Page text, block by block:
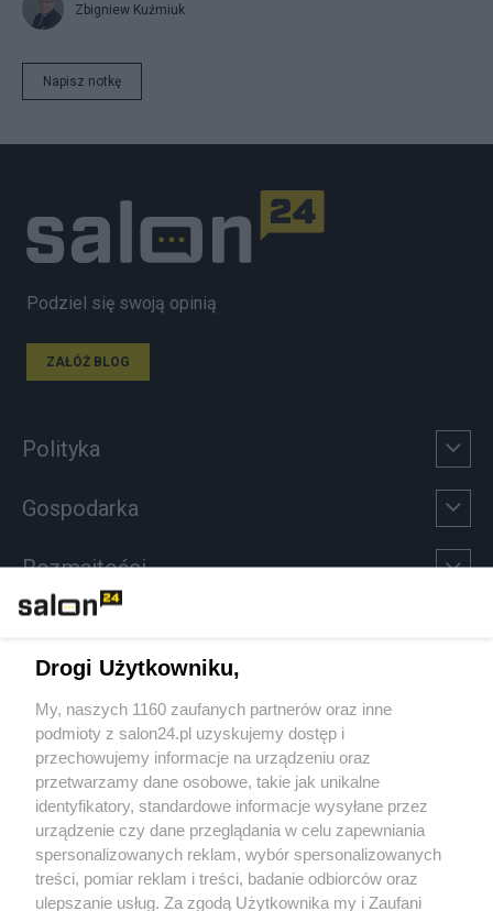
Zbigniew Kuźmiuk
Napisz notkę
Podziel się swoją opinią
ZAŁÓŻ BLOG
Polityka
Gospodarka
Rozmaitości
Sport
Społeczeństwo
Kultura
Drogi Użytkowniku,
My, naszych 1160 zaufanych partnerów oraz inne
podmioty z salon24.pl uzyskujemy dostęp i
przechowujemy informacje na urządzeniu oraz
przetwarzamy dane osobowe, takie jak unikalne
identyfikatory, standardowe informacje wysyłane przez
urządzenie czy dane przeglądania w celu zapewniania
spersonalizowanych reklam, wybór spersonalizowanych
treści, pomiar reklam i treści, badanie odbiorców oraz
ulepszanie usług. Za zgodą Użytkownika my i Zaufani